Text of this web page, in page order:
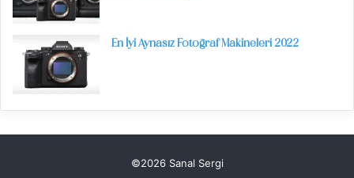
En İyi Aynasız Fotoğraf Makineleri 2022
©2026 Sanal Sergi